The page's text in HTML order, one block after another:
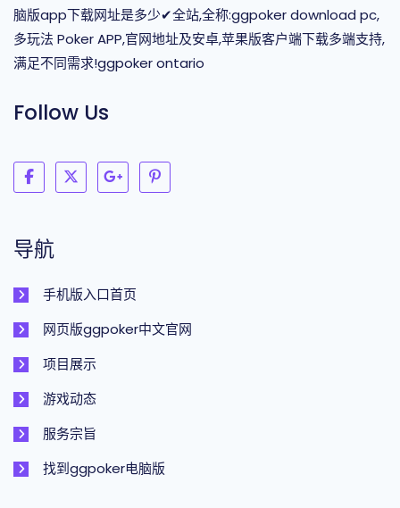
脑版app下载网址是多少✔全站,全称:ggpoker download pc,
多玩法 Poker APP,官网地址及安卓,苹果版客户端下载多端支持,
满足不同需求!ggpoker ontario
Follow Us
导航
手机版入口首页
网页版ggpoker中文官网
项目展示
游戏动态
服务宗旨
找到ggpoker电脑版